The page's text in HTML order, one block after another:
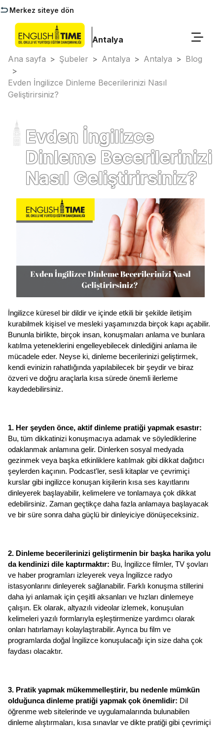
Merkez siteye dön
Antalya
Ana sayfa > Şubeler > Antalya > Antalya > Blog
>
Evden İngilizce Dinleme Becerilerinizi Nasıl
Geliştirirsiniz?
Evden İngilizce
Dinleme Becerilerinizi
Nasıl Geliştirirsiniz?
İngilizce küresel bir dildir ve içinde etkili bir şekilde iletişim
kurabilmek kişisel ve mesleki yaşamınızda birçok kapı açabilir.
Bununla birlikte, birçok insan, konuşmaları anlama ve bunlara
katılma yeteneklerini engelleyebilecek dinlediğini anlama ile
mücadele eder. Neyse ki, dinleme becerilerinizi geliştirmek,
kendi evinizin rahatlığında yapılabilecek bir şeydir ve biraz
özveri ve doğru araçlarla kısa sürede önemli ilerleme
kaydedebilirsiniz.
1. Her şeyden önce, aktif dinleme pratiği yapmak esastır:
Bu, tüm dikkatinizi konuşmacıya adamak ve söylediklerine
odaklanmak anlamına gelir. Dinlerken sosyal medyada
gezinmek veya başka etkinliklere katılmak gibi dikkat dağıtıcı
şeylerden kaçının. Podcast'ler, sesli kitaplar ve çevrimiçi
kurslar gibi ingilizce konuşan kişilerin kısa ses kayıtlarını
dinleyerek başlayabilir, kelimelere ve tonlamaya çok dikkat
edebilirsiniz. Zaman geçtikçe daha fazla anlamaya başlayacak
ve bir süre sonra daha güçlü bir dinleyiciye dönüşeceksiniz.
2. Dinleme becerilerinizi geliştirmenin bir başka harika yolu
da kendinizi dile kaptırmaktır: Bu, İngilizce filmler, TV şovları
ve haber programları izleyerek veya İngilizce radyo
istasyonlarını dinleyerek sağlanabilir. Farklı konuşma stillerini
daha iyi anlamak için çeşitli aksanları ve hızları dinlemeye
çalışın. Ek olarak, altyazılı videolar izlemek, konuşulan
kelimeleri yazılı formlarıyla eşleştirmenize yardımcı olarak
onları hatırlamayı kolaylaştırabilir. Ayrıca bu film ve
programlarda doğal İngilizce konuşulacağı için size daha çok
faydası olacaktır.
3. Pratik yapmak mükemmelleştirir, bu nedenle mümkün
olduğunca dinleme pratiği yapmak çok önemlidir: Dil
öğrenme web sitelerinde ve uygulamalarında bulunabilen
dinleme alıştırmaları, kısa sınavlar ve dikte pratiği gibi çevrimiçi